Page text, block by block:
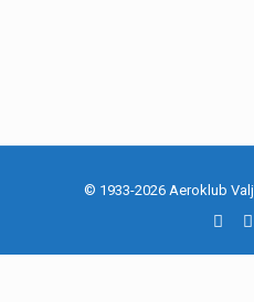
© 1933-2026 Aeroklub